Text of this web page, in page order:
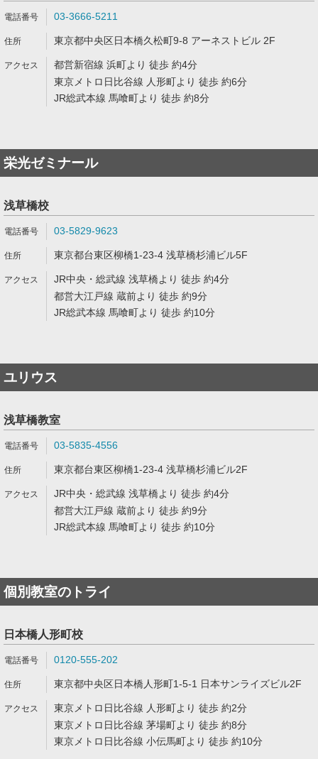
03-3666-5211
東京都中央区日本橋久松町9-8 アーネストビル 2F
都営新宿線 浜町より 徒歩 約4分
東京メトロ日比谷線 人形町より 徒歩 約6分
JR総武本線 馬喰町より 徒歩 約8分
栄光ゼミナール
浅草橋校
03-5829-9623
東京都台東区柳橋1-23-4 浅草橋杉浦ビル5F
JR中央・総武線 浅草橋より 徒歩 約4分
都営大江戸線 蔵前より 徒歩 約9分
JR総武本線 馬喰町より 徒歩 約10分
ユリウス
浅草橋教室
03-5835-4556
東京都台東区柳橋1-23-4 浅草橋杉浦ビル2F
JR中央・総武線 浅草橋より 徒歩 約4分
都営大江戸線 蔵前より 徒歩 約9分
JR総武本線 馬喰町より 徒歩 約10分
個別教室のトライ
日本橋人形町校
0120-555-202
東京都中央区日本橋人形町1-5-1 日本サンライズビル2F
東京メトロ日比谷線 人形町より 徒歩 約2分
東京メトロ日比谷線 茅場町より 徒歩 約8分
東京メトロ日比谷線 小伝馬町より 徒歩 約10分